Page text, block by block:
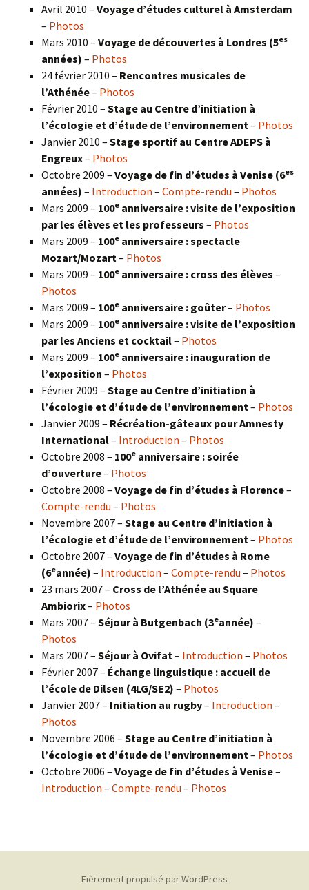
Avril 2010 – Voyage d’études culturel à Amsterdam
– Photos
Mars 2010 – Voyage de découvertes à Londres (5es
années) – Photos
24 février 2010 – Rencontres musicales de
l’Athénée– Photos
Février 2010 – Stage au Centre d’initiation à
l’écologie et d’étude de l’environnement – Photos
Janvier 2010 – Stage sportif au Centre ADEPS à
Engreux– Photos
Octobre 2009 – Voyage de fin d’études à Venise (6es
années) – Introduction – Compte-rendu – Photos
Mars 2009 – 100e anniversaire : visite de l’exposition
par les élèves et les professeurs – Photos
Mars 2009 – 100e anniversaire : spectacle
Mozart/Mozart – Photos
Mars 2009 – 100e anniversaire : cross des élèves –
Photos
Mars 2009 – 100e anniversaire : goûter– Photos
Mars 2009 – 100e anniversaire : visite de l’exposition
par les Anciens et cocktail– Photos
Mars 2009 – 100e anniversaire : inauguration de
l’exposition – Photos
Février 2009 – Stage au Centre d’initiation à
l’écologie et d’étude de l’environnement – Photos
Janvier 2009 – Récréation-gâteaux pour Amnesty
International– Introduction – Photos
Octobre 2008 – 100e anniversaire : soirée
d’ouverture– Photos
Octobre 2008 – Voyage de fin d’études à Florence–
Compte-rendu – Photos
Novembre 2007 – Stage au Centre d’initiation à
l’écologie et d’étude de l’environnement – Photos
Octobre 2007 – Voyage de fin d’études à Rome
(6eannée) – Introduction – Compte-rendu – Photos
23 mars 2007 – Cross de l’Athénée au Square
Ambiorix– Photos
Mars 2007 – Séjour à Butgenbach (3eannée) –
Photos
Mars 2007 – Séjour à Ovifat – Introduction – Photos
Février 2007 – Échange linguistique : accueil de
l’école de Dilsen (4LG/SE2) – Photos
Janvier 2007 – Initiation au rugby– Introduction –
Photos
Novembre 2006 – Stage au Centre d’initiation à
l’écologie et d’étude de l’environnement – Photos
Octobre 2006 – Voyage de fin d’études à Venise–
Introduction – Compte-rendu – Photos
Fièrement propulsé par WordPress